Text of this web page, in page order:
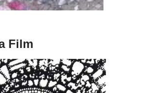
Film